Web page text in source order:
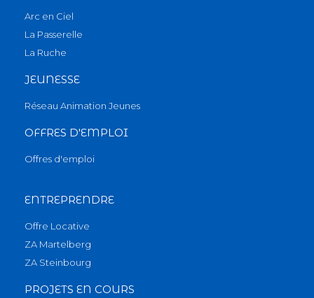
Arc en Ciel
La Passerelle
La Ruche
JEUNESSE
Réseau Animation Jeunes
OFFRES D'EMPLOI
Offres d'emploi
ENTREPRENDRE
Offre Locative
ZA Martelberg
ZA Steinbourg
PROJETS EN COURS